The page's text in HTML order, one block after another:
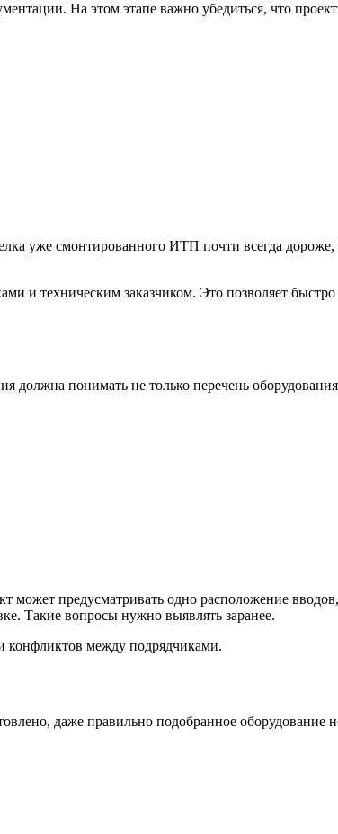
На этом этапе важно убедиться, что
уже смонтированного ИТП почти всегда
техническим заказчиком. Это позволяет быстро
понимать не только перечень
может предусматривать одно расположение
Такие вопросы нужно выявлять заранее.
конфликтов между подрядчиками.
даже правильно подобранное оборудование